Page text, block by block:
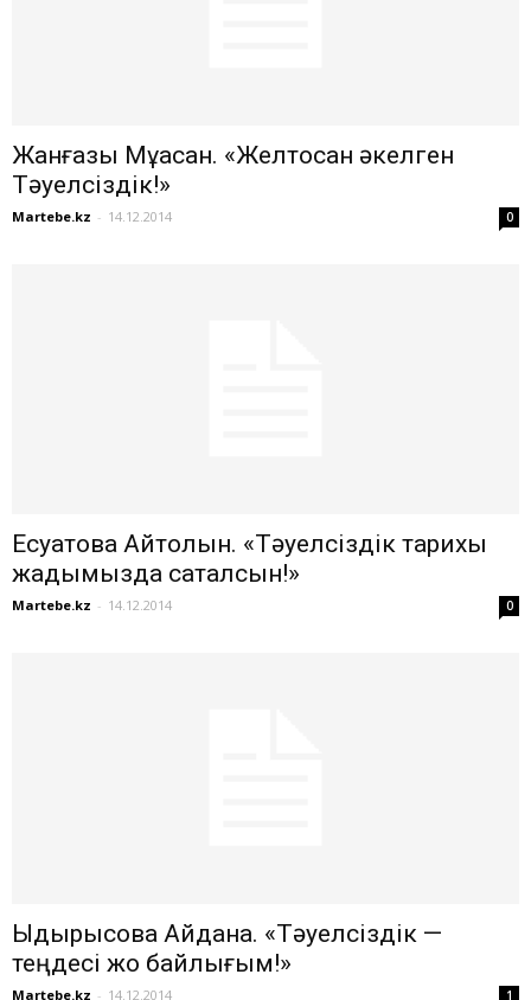
Жанғазы Мұқасан. «Желтоқсан әкелген
Тәуелсіздік!»
Martebe.kz - 14.12.2014 0
Есқуатова Айтолқын. «Тәуелсіздік тарихы
жадымызда сақталсын!»
Martebe.kz - 14.12.2014 0
Ыдырысова Айдана. «Тәуелсіздік —
теңдесі жоқ байлығым!»
Martebe.kz - 14.12.2014 1